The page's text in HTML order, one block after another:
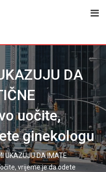
DA
uočite,
ginekologu
UKAZUJU DA IMATE
vrijeme je da odete